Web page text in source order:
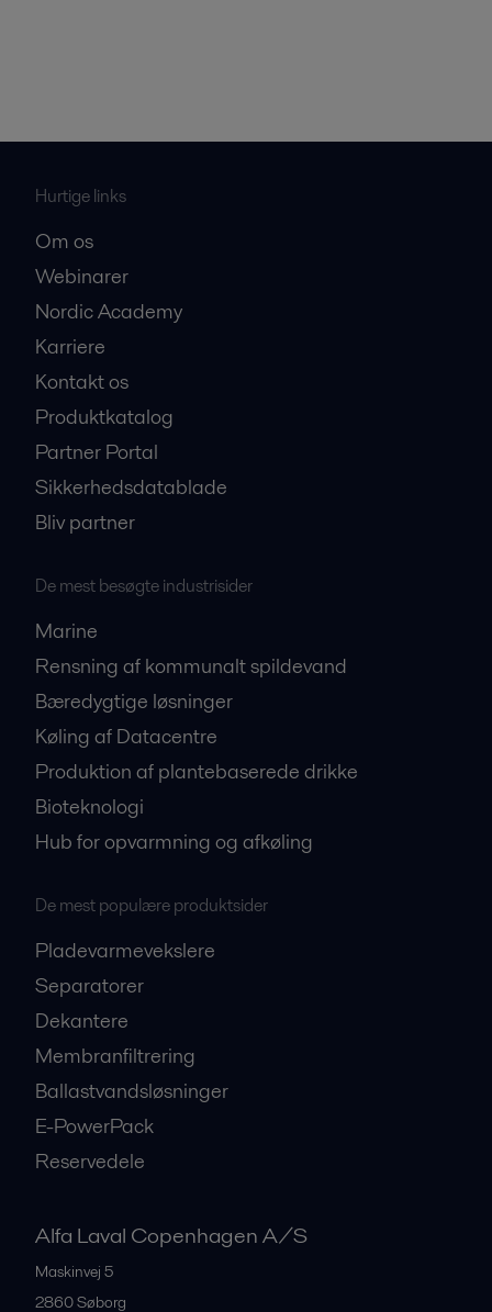
Hurtige links
Om os
Webinarer
Nordic Academy
Karriere
Kontakt os
Produktkatalog
Partner Portal
Sikkerhedsdatablade
Bliv partner
De mest besøgte industrisider
Marine
Rensning af kommunalt spildevand
Bæredygtige løsninger
Køling af Datacentre
Produktion af plantebaserede drikke
Bioteknologi
Hub for opvarmning og afkøling
De mest populære produktsider
Pladevarmevekslere
Separatorer
Dekantere
Membranfiltrering
Ballastvandsløsninger
E-PowerPack
Reservedele
Alfa Laval Copenhagen A/S
Maskinvej 5
2860Søborg